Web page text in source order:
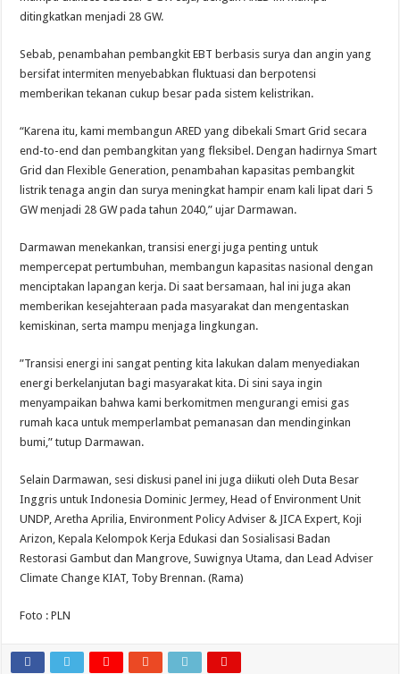
ditingkatkan menjadi 28 GW.
Sebab, penambahan pembangkit EBT berbasis surya dan angin yang
bersifat intermiten menyebabkan fluktuasi dan berpotensi
memberikan tekanan cukup besar pada sistem kelistrikan.
“Karena itu, kami membangun ARED yang dibekali Smart Grid secara
end-to-end dan pembangkitan yang fleksibel. Dengan hadirnya Smart
Grid dan Flexible Generation, penambahan kapasitas pembangkit
listrik tenaga angin dan surya meningkat hampir enam kali lipat dari 5
GW menjadi 28 GW pada tahun 2040,” ujar Darmawan.
Darmawan menekankan, transisi energi juga penting untuk
mempercepat pertumbuhan, membangun kapasitas nasional dengan
menciptakan lapangan kerja. Di saat bersamaan, hal ini juga akan
memberikan kesejahteraan pada masyarakat dan mengentaskan
kemiskinan, serta mampu menjaga lingkungan.
”Transisi energi ini sangat penting kita lakukan dalam menyediakan
energi berkelanjutan bagi masyarakat kita. Di sini saya ingin
menyampaikan bahwa kami berkomitmen mengurangi emisi gas
rumah kaca untuk memperlambat pemanasan dan mendinginkan
bumi,” tutup Darmawan.
Selain Darmawan, sesi diskusi panel ini juga diikuti oleh Duta Besar
Inggris untuk Indonesia Dominic Jermey, Head of Environment Unit
UNDP, Aretha Aprilia, Environment Policy Adviser & JICA Expert, Koji
Arizon, Kepala Kelompok Kerja Edukasi dan Sosialisasi Badan
Restorasi Gambut dan Mangrove, Suwignya Utama, dan Lead Adviser
Climate Change KIAT, Toby Brennan. (Rama)
Foto : PLN